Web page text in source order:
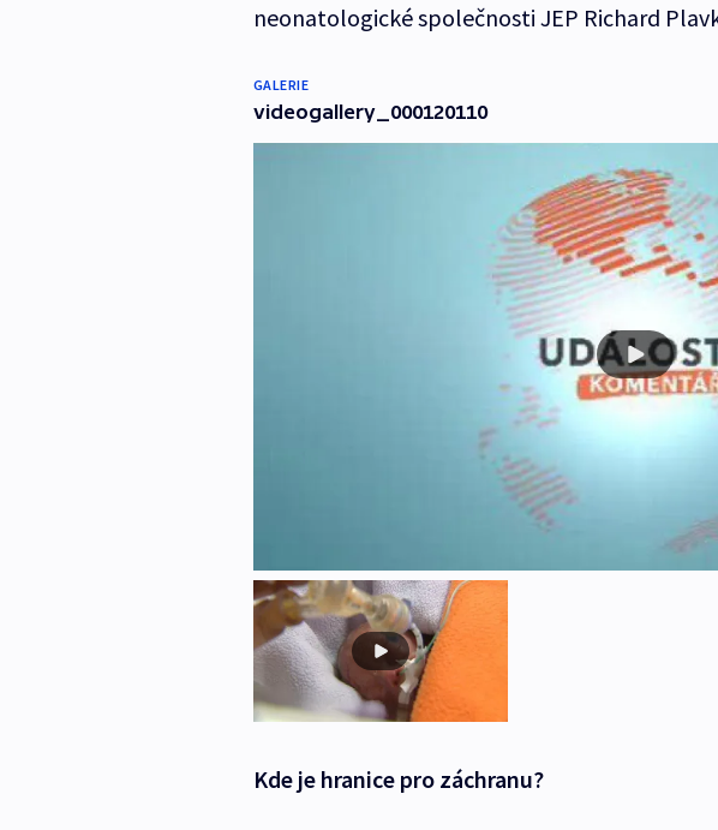
neonatologické společnosti JEP Richard
GALERIE
videogallery_000120110
Kde je hranice pro záchranu?